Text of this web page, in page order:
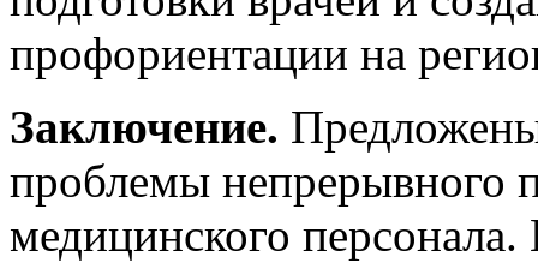
профориентации на
Заключение.
проблемы непрерывного
медицинского